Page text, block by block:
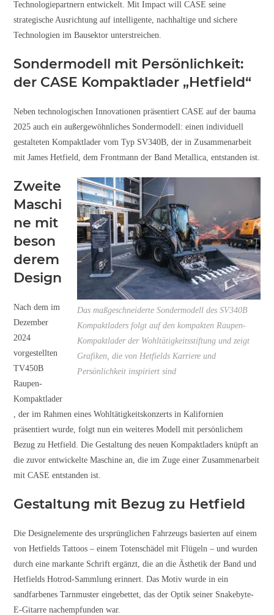
Technologiepartnern entwickelt. Mit Impact will CASE seine
strategische Ausrichtung auf intelligente, nachhaltige und sichere
Technologien im Bausektor unterstreichen.
Sondermodell mit Persönlichkeit:
der CASE Kompaktlader „Hetfield“
Neben technologischen Innovationen präsentiert CASE auf der bauma
2025 auch ein außergewöhnliches Sondermodell: einen individuell
gestalteten Kompaktlader vom Typ SV340B, der in Zusammenarbeit
mit James Hetfield, dem Frontmann der Band Metallica, entstanden ist.
Das maßgeschneiderte Sondermodell des SV340B
Kompaktladers folgt auf den kompakten Raupen-
Kompaktlader der Wohltätigkeitsstiftung und zeigt
Grafiken, die von Hetfields Karriere und
Persönlichkeit inspiriert sind
Zweite
Maschi
ne mit
beson
derem
Design
Nach dem im
Dezember
2024
vorgestellten
TV450B
Raupen-
Kompaktlader
, der im Rahmen eines Wohltätigkeitskonzerts in Kalifornien
präsentiert wurde, folgt nun ein weiteres Modell mit persönlichem
Bezug zu Hetfield. Die Gestaltung des neuen Kompaktladers knüpft an
die zuvor entwickelte Maschine an, die im Zuge einer Zusammenarbeit
mit CASE entstanden ist.
Gestaltung mit Bezug zu Hetfield
Die Designelemente des ursprünglichen Fahrzeugs basierten auf einem
von Hetfields Tattoos – einem Totenschädel mit Flügeln – und wurden
durch eine markante Schrift ergänzt, die an die Ästhetik der Band und
Hetfields Hotrod-Sammlung erinnert. Das Motiv wurde in ein
sandfarbenes Tarnmuster eingebettet, das der Optik seiner Snakebyte-
E-Gitarre nachempfunden war.